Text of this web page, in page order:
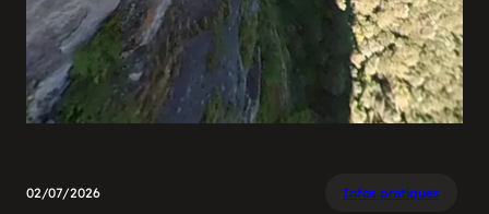
02/07/2026 Infos pratiques